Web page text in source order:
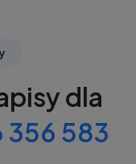
dla
356 583